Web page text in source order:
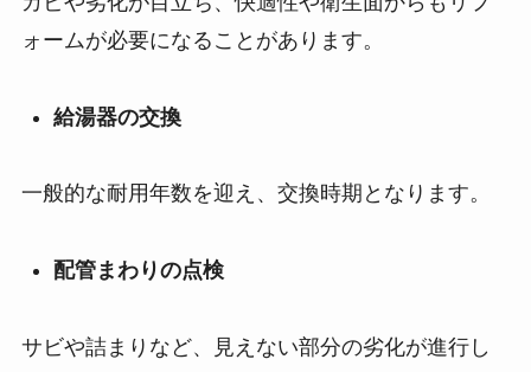
ォームが必要になることがあります。
給湯器の交換
一般的な耐用年数を迎え、交換時期となります。
配管まわりの点検
サビや詰まりなど、見えない部分の劣化が進行し